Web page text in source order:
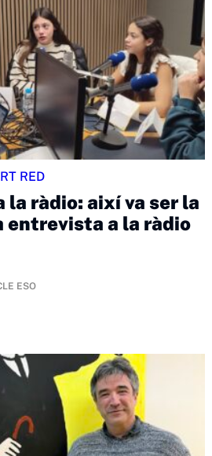
RED
la ràdio: així va ser la
entrevista a la ràdio
ESO